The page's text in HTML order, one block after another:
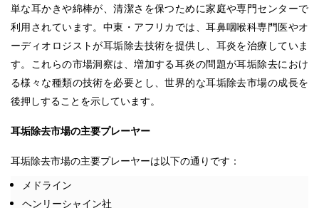
単な耳かきや綿棒が、清潔さを保つために家庭や専門センターで
利用されています。中東・アフリカでは、耳鼻咽喉科専門医やオ
ーディオロジストが耳垢除去技術を提供し、耳炎を治療していま
す。これらの市場洞察は、増加する耳炎の問題が耳垢除去におけ
る様々な種類の技術を必要とし、世界的な耳垢除去市場の成長を
後押しすることを示しています。
耳垢除去市場の主要プレーヤー
耳垢除去市場の主要プレーヤーは以下の通りです：
メドライン
ヘンリーシャイン社